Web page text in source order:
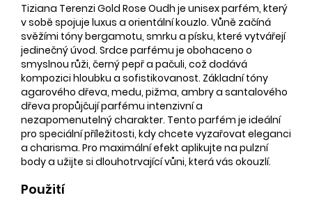
Tiziana Terenzi Gold Rose Oudh je unisex parfém, který
v sobě spojuje luxus a orientální kouzlo. Vůně začíná
svěžími tóny bergamotu, smrku a písku, které vytvářejí
jedinečný úvod. Srdce parfému je obohaceno o
smyslnou růži, černý pepř a pačuli, což dodává
kompozici hloubku a sofistikovanost. Základní tóny
agarového dřeva, medu, pižma, ambry a santalového
dřeva propůjčují parfému intenzivní a
nezapomenutelný charakter. Tento parfém je ideální
pro speciální příležitosti, kdy chcete vyzařovat eleganci
a charisma. Pro maximální efekt aplikujte na pulzní
body a užijte si dlouhotrvající vůni, která vás okouzlí.
Použití